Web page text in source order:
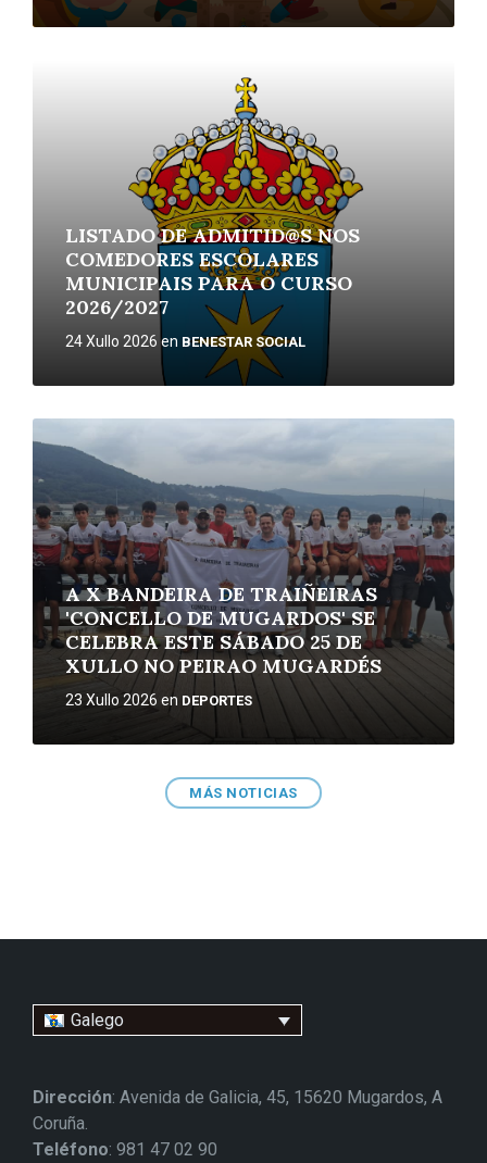
LISTADO DE ADMITID@S NOS
COMEDORES ESCOLARES
MUNICIPAIS PARA O CURSO
2026/2027
24 Xullo 2026 en BENESTAR SOCIAL
A X BANDEIRA DE TRAIÑEIRAS
'CONCELLO DE MUGARDOS' SE
CELEBRA ESTE SÁBADO 25 DE
XULLO NO PEIRAO MUGARDÉS
23 Xullo 2026 en DEPORTES
More
MÁS NOTICIAS
Galego
Dirección: Avenida de Galicia, 45, 15620 Mugardos, A
Coruña.
Teléfono: 981 47 02 90